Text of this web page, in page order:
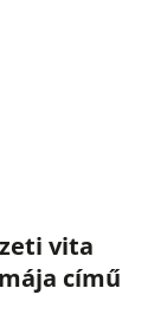
vita
című